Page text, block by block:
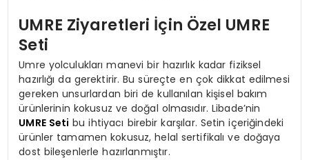
UMRE Ziyaretleri İçin Özel UMRE
Seti
Umre yolculukları manevi bir hazırlık kadar fiziksel
hazırlığı da gerektirir. Bu süreçte en çok dikkat edilmesi
gereken unsurlardan biri de kullanılan kişisel bakım
ürünlerinin kokusuz ve doğal olmasıdır. Libade’nin
UMRE Seti bu ihtiyacı birebir karşılar. Setin içeriğindeki
ürünler tamamen kokusuz, helal sertifikalı ve doğaya
dost bileşenlerle hazırlanmıştır.